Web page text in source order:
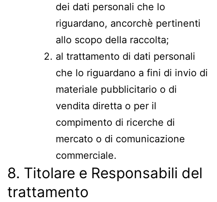
dei dati personali che lo
riguardano, ancorchè pertinenti
allo scopo della raccolta;
al trattamento di dati personali
che lo riguardano a fini di invio di
materiale pubblicitario o di
vendita diretta o per il
compimento di ricerche di
mercato o di comunicazione
commerciale.
8. Titolare e Responsabili del
trattamento